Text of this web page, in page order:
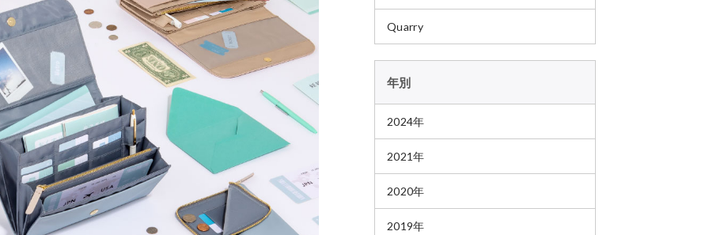
Quarry
年別
2024年
2021年
2020年
2019年